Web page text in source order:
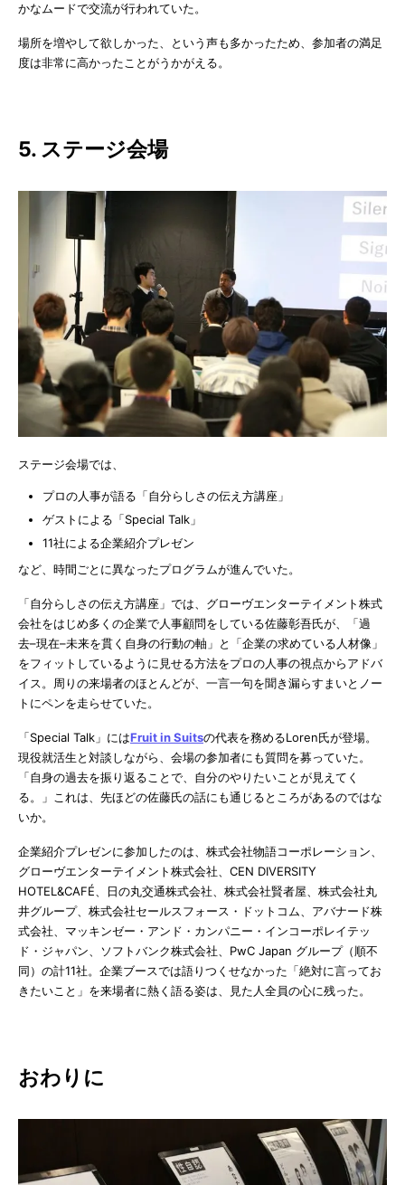
かなムードで交流が行われていた。
場所を増やして欲しかった、という声も多かったため、参加者の満足
度は非常に高かったことがうかがえる。
5. ステージ会場
ステージ会場では、
プロの人事が語る「自分らしさの伝え方講座」
ゲストによる「Special Talk」
11社による企業紹介プレゼン
など、時間ごとに異なったプログラムが進んでいた。
「自分らしさの伝え方講座」では、グローヴエンターテイメント株式
会社をはじめ多くの企業で人事顧問をしている佐藤彰吾氏が、「過
去–現在–未来を貫く自身の行動の軸」と「企業の求めている人材像」
をフィットしているように見せる方法をプロの人事の視点からアドバ
イス。周りの来場者のほとんどが、一言一句を聞き漏らすまいとノー
トにペンを走らせていた。
「Special Talk」にはFruit in Suitsの代表を務めるLoren氏が登場。
現役就活生と対談しながら、会場の参加者にも質問を募っていた。
「自身の過去を振り返ることで、自分のやりたいことが見えてく
る。」これは、先ほどの佐藤氏の話にも通じるところがあるのではな
いか。
企業紹介プレゼンに参加したのは、株式会社物語コーポレーション、
グローヴエンターテイメント株式会社、CEN DIVERSITY
HOTEL&CAFÉ、日の丸交通株式会社、株式会社賢者屋、株式会社丸
井グループ、株式会社セールスフォース・ドットコム、アバナード株
式会社、マッキンゼー・アンド・カンパニー・インコーポレイテッ
ド・ジャパン、ソフトバンク株式会社、PwC Japan グループ（順不
同）の計11社。企業ブースでは語りつくせなかった「絶対に言ってお
きたいこと」を来場者に熱く語る姿は、見た人全員の心に残った。
おわりに